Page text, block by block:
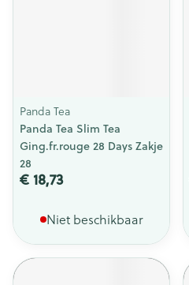
Panda Tea
Panda Tea Slim Tea
Ging.fr.rouge 28 Days Zakje
28
€ 18,73
Niet beschikbaar